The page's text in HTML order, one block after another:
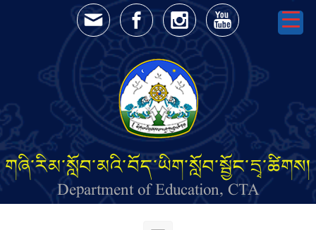
Skip to main content
གཞི་རིམ་སློབ་མའི་བོད་ཡིག་སློབ་སྦྱོང་དྲྭ་ཚིགས།
Department of Education, CTA